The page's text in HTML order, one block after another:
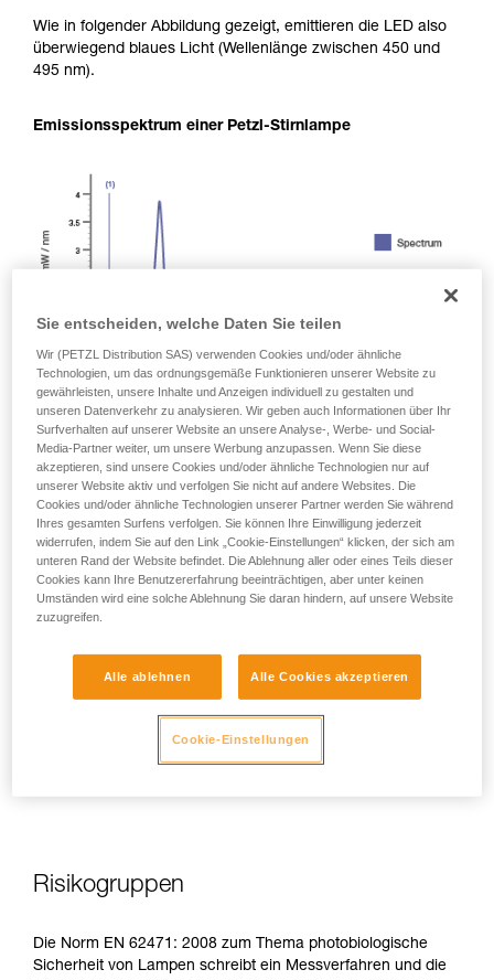
Wie in folgender Abbildung gezeigt, emittieren die LED also
überwiegend blaues Licht (Wellenlänge zwischen 450 und
495 nm).
Emissionsspektrum einer Petzl-Stirnlampe
Bei direkter, wiederholter, hoher Exposition kann blaues Licht
dem Auge Schaden zufügen: toxische Belastung der
Netzhaut, Verschlimmerung der altersbedingten
Makuladegeneration (AMD), Blendung. Diese Risiken sind
umso gravierender für Kinder, da sie noch empfindlicher
Daher sieht es Petzl als Hersteller von Stirnlampen als seine
bei normalem Gebrauch der Stirnlampen
Risikogruppen
Die Norm EN 62471: 2008 zum Thema photobiologische
Sicherheit von Lampen schreibt ein Messverfahren und die
Sie entscheiden, welche Daten Sie teilen
Wir (PETZL Distribution SAS) verwenden Cookies und/oder ähnliche
Technologien, um das ordnungsgemäße Funktionieren unserer Website zu
gewährleisten, unsere Inhalte und Anzeigen individuell zu gestalten und
unseren Datenverkehr zu analysieren. Wir geben auch Informationen über Ihr
Surfverhalten auf unserer Website an unsere Analyse-, Werbe- und Social-
Media-Partner weiter, um unsere Werbung anzupassen. Wenn Sie diese
akzeptieren, sind unsere Cookies und/oder ähnliche Technologien nur auf
unserer Website aktiv und verfolgen Sie nicht auf andere Websites. Die
Cookies und/oder ähnliche Technologien unserer Partner werden Sie während
Ihres gesamten Surfens verfolgen. Sie können Ihre Einwilligung jederzeit
widerrufen, indem Sie auf den Link „Cookie-Einstellungen“ klicken, der sich am
unteren Rand der Website befindet. Die Ablehnung aller oder eines Teils dieser
Cookies kann Ihre Benutzererfahrung beeinträchtigen, aber unter keinen
Umständen wird eine solche Ablehnung Sie daran hindern, auf unsere Website
zuzugreifen.
Alle ablehnen Alle Cookies akzeptieren
Cookie-Einstellungen